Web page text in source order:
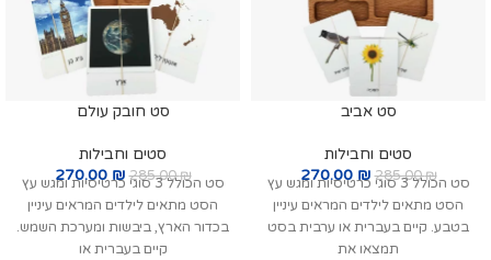
סט אביב
סטים וחבילות
285.00₪
270.00 ₪
סט הכולל 3 סוגי כרטיסיות ומגש עץ
הסט מתאים לילדים המראים עיניין
בטבע. קיים בעברית או ערבית בסט
תמצאו את
סט חובק עולם
סטים וחבילות
285.00₪
270.00 ₪
סט הכולל 3 סוגי כרטיסיות ומגש עץ
הסט מתאים לילדים המראים עיניין
בכדור הארץ, ביבשות ומערכת השמש.
קיים בעברית או